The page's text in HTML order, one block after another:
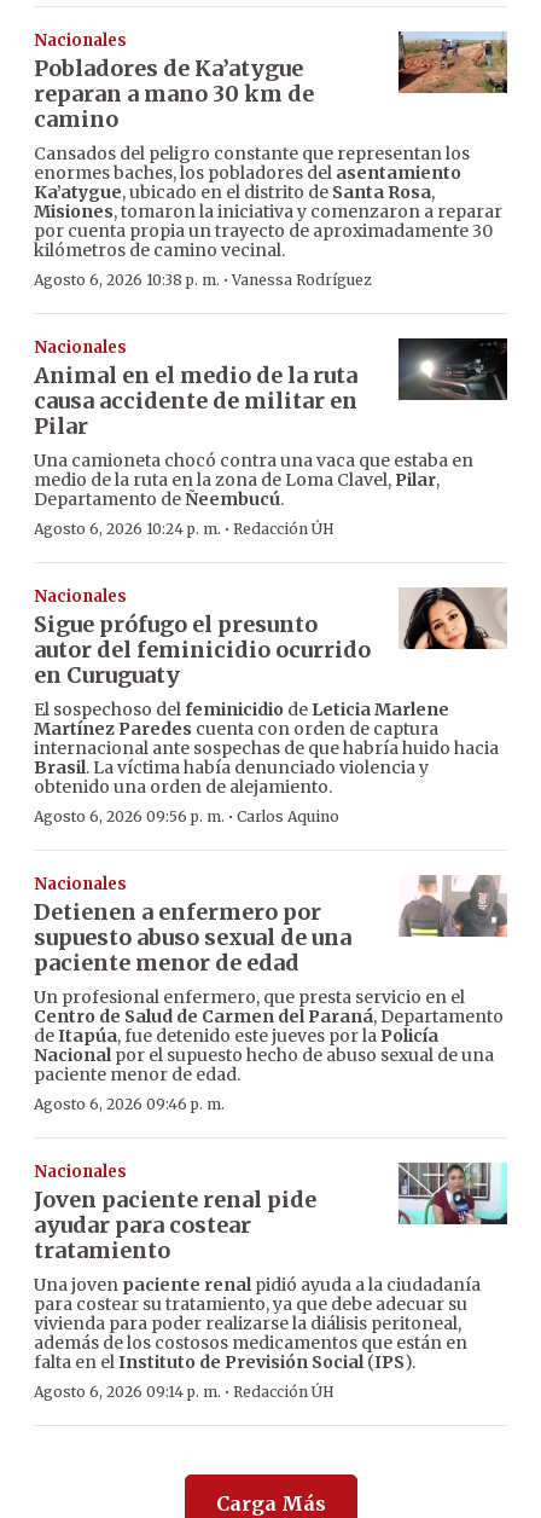
Nacionales
Pobladores de Ka’atygue
reparan a mano 30 km de
camino
Cansados del peligro constante que representan los
enormes baches, los pobladores del asentamiento
Ka’atygue, ubicado en el distrito de Santa Rosa,
Misiones, tomaron la iniciativa y comenzaron a reparar
por cuenta propia un trayecto de aproximadamente 30
kilómetros de camino vecinal.
Agosto 6, 2026 10:38 p. m. ·Vanessa Rodríguez
Nacionales
Animal en el medio de la ruta
causa accidente de militar en
Pilar
Una camioneta chocó contra una vaca que estaba en
medio de la ruta en la zona de Loma Clavel, Pilar,
Departamento deÑeembucú.
Agosto 6, 2026 10:24 p. m. · Redacción ÚH
Nacionales
Sigue prófugo el presunto
autor del feminicidio ocurrido
en Curuguaty
El sospechoso delfeminicidio de Leticia Marlene
Martínez Paredes cuenta con orden de captura
internacional ante sospechas de que habría huido hacia
Brasil. La víctima había denunciado violencia y
obtenido una orden de alejamiento.
Agosto 6, 2026 09:56 p. m. · Carlos Aquino
Nacionales
Detienen a enfermero por
supuesto abuso sexual de una
paciente menor de edad
Un profesional enfermero, que presta servicio en el
Centro de Salud de Carmen del Paraná, Departamento
deItapúa, fue detenido este jueves por la Policía
Nacionalpor el supuesto hecho de abuso sexual de una
paciente menor de edad.
Agosto 6, 2026 09:46 p. m.
Nacionales
Joven paciente renal pide
ayudar para costear
tratamiento
Una joven paciente renalpidió ayuda a la ciudadanía
para costear su tratamiento, ya que debe adecuar su
vivienda para poder realizarse la diálisis peritoneal,
además de los costosos medicamentos que están en
falta en elInstituto de Previsión Social(IPS).
Agosto 6, 2026 09:14 p. m. · Redacción ÚH
Carga Más